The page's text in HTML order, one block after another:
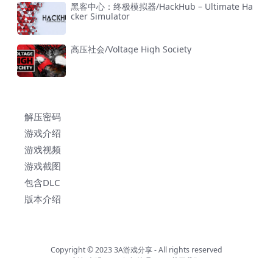
黑客中心：终极模拟器/HackHub – Ultimate Ha
cker Simulator
高压社会/Voltage High Society
解压密码
游戏介绍
游戏视频
游戏截图
包含DLC
版本介绍
Copyright © 20233A游戏分享- All rights reserved